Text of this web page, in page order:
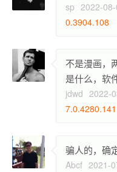
sp 2022-
0.3904.108
不是漫画，
是什么，软
jdwd 2022-
7.0.4280.141
骗人的，确
Abcf 2021-